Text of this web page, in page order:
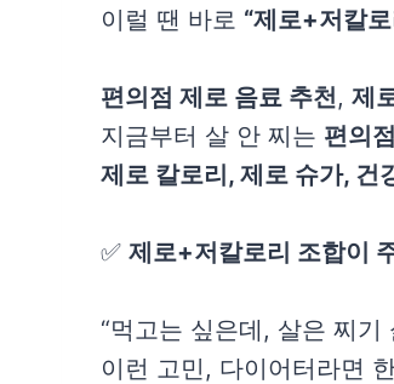
이럴 땐 바로 “제로+저칼
편의점 제로 음료 추천, 제
지금부터 살 안 찌는 편의
제로 칼로리, 제로 슈가, 건
✅ 제로+저칼로리 조합이
“먹고는 싶은데, 살은 찌기
이런 고민, 다이어터라면